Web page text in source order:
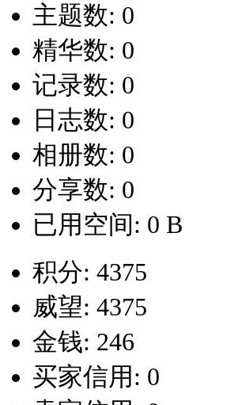
主题数: 0
精华数: 0
记录数: 0
日志数: 0
相册数: 0
分享数: 0
已用空间: 0 B
积分: 4375
威望: 4375
金钱: 246
买家信用: 0